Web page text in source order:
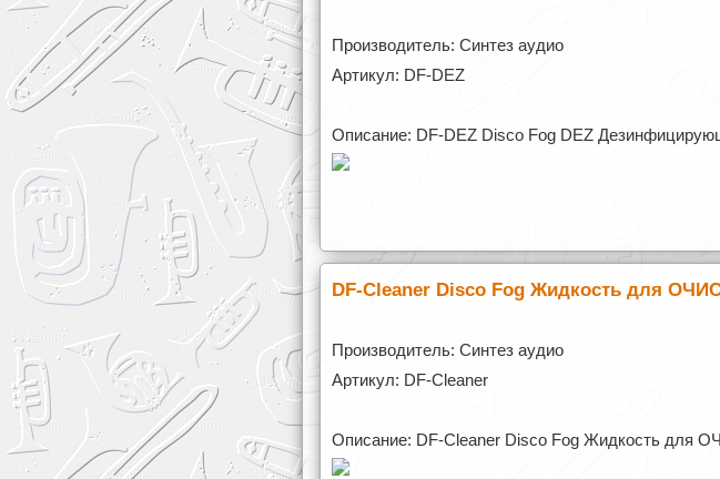
Производитель: Синтез аудио
Артикул: DF-DEZ
Описание: DF-DEZ Disco Fog DEZ
DF-Cleaner Disco Fog Жидкость для
Производитель: Синтез аудио
Артикул: DF-Cleaner
Описание: DF-Cleaner Disco Fog Жидкость для